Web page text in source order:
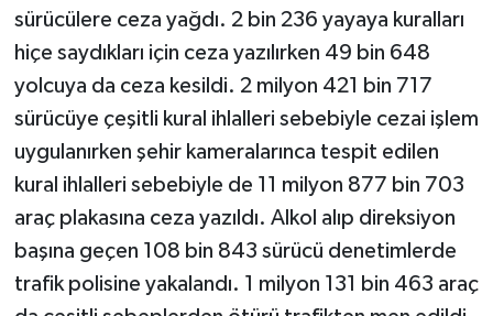
sürücülere ceza yağdı. 2 bin 236 yayaya kuralları
hiçe saydıkları için ceza yazılırken 49 bin 648
yolcuya da ceza kesildi. 2 milyon 421 bin 717
sürücüye çeşitli kural ihlalleri sebebiyle cezai işlem
uygulanırken şehir kameralarınca tespit edilen
kural ihlalleri sebebiyle de 11 milyon 877 bin 703
araç plakasına ceza yazıldı. Alkol alıp direksiyon
başına geçen 108 bin 843 sürücü denetimlerde
trafik polisine yakalandı. 1 milyon 131 bin 463 araç